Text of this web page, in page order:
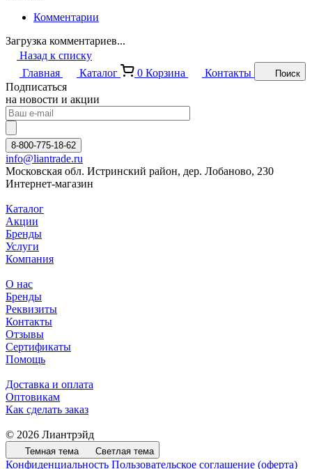
Комментарии
Загрузка комментариев...
Назад к списку
Главная
Каталог 0 Корзина Контакты Поиск
Подписаться
на новости и акции
8-800-775-18-62
info@liantrade.ru
Московская обл. Истринский район, дер. Лобаново, 230
Интернет-магазин
Каталог
Акции
Бренды
Услуги
Компания
О нас
Бренды
Реквизиты
Контакты
Отзывы
Сертификаты
Помощь
Доставка и оплата
Оптовикам
Как сделать заказ
© 2026 Лиантрэйд
Темная тема Светлая тема
Конфиденциальность Пользовательское соглашение (оферта)